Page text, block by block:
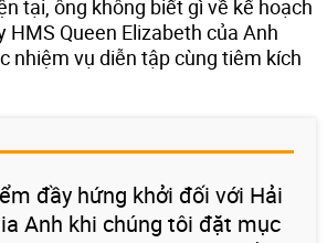
tại, ông không biết gì về kế hoạch
HMS Queen Elizabeth của Anh
nhiệm vụ diễn tập cùng tiêm kích
đầy hứng khởi đối với Hải
Anh khi chúng tôi đặt mục